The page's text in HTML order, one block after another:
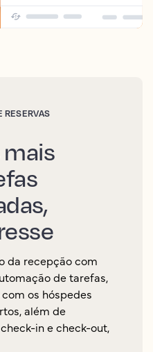
RESERVAS
da recepção com
de tarefas,
os hóspedes
além de
in e check-out,